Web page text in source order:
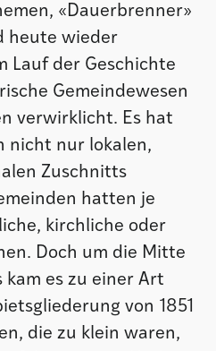
«Dauerbrenner»
heute wieder
Lauf der Geschichte
Gemeindewesen
verwirklicht. Es hat
nicht nur lokalen,
Zuschnitts
hatten je
kirchliche oder
Doch um die Mitte
kam es zu einer Art
von 1851
die zu klein waren,